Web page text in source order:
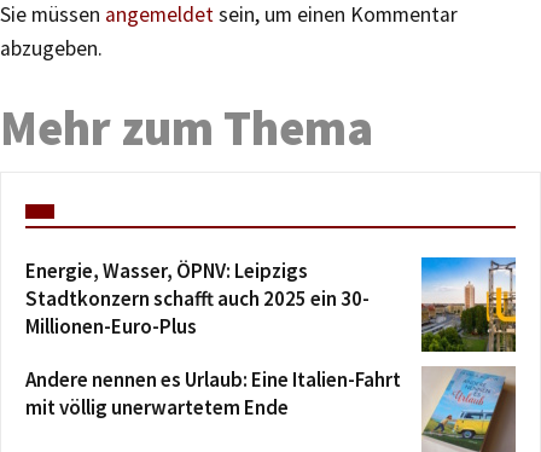
Sie müssen angemeldetsein, um einen Kommentar
abzugeben.
Mehr zum Thema
Energie, Wasser, ÖPNV: Leipzigs
Stadtkonzern schafft auch 2025 ein 30-
Millionen-Euro-Plus
Andere nennen es Urlaub: Eine Italien-Fahrt
mit völlig unerwartetem Ende